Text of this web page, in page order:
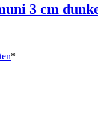
3 cm
*